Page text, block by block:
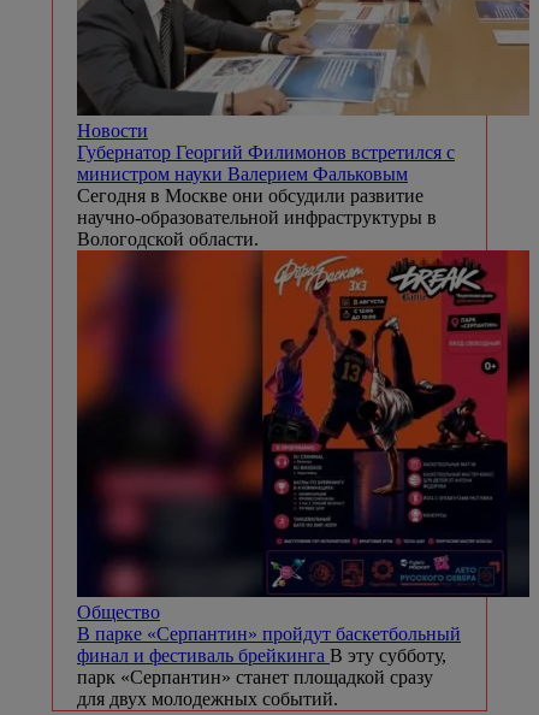
Новости
Губернатор Георгий Филимонов встретился с
министром науки Валерием Фальковым
Сегодня в Москве они обсудили развитие
научно-образовательной инфраструктуры в
Вологодской области.
Общество
В парке «Серпантин» пройдут баскетбольный
финал и фестиваль брейкинга В эту субботу,
парк «Серпантин» станет площадкой сразу
для двух молодежных событий.